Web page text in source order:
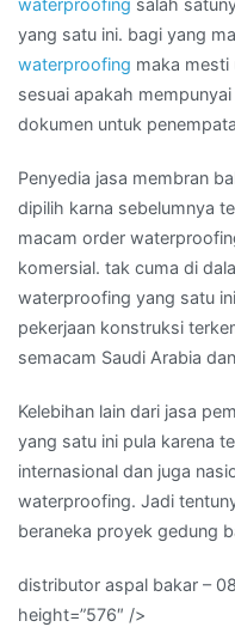
waterproofing salah
yang satu ini. bagi yang
waterproofing maka mesti
sesuai apakah
dokumen untuk
Penyedia jasa membran
dipilih karna sebelumnya
macam order
komersial. tak cuma di
waterproofing yang satu
pekerjaan konstruksi
semacam Saudi Arabia
Kelebihan lain dari jasa
yang satu ini pula karena
internasional dan juga
waterproofing. Jadi
beraneka proyek gedung
distributor aspal bakar –
height=”576″ />